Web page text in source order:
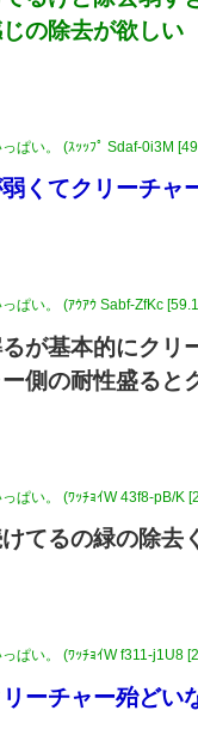
の除去が欲しい
ぱい。 (ｽｯｯﾌﾟ Sdaf-0i3M
くてクリーチャ
ぱい。 (ｱｳｱｳ Sabf-ZfKc
が基本的にク
側の耐性盛ると
ぱい。 (ﾜｯﾁｮｲW 43f8-pB/K
てるの緑の除去
ぱい。 (ﾜｯﾁｮｲW f311-j1U8
ーチャー殆どい